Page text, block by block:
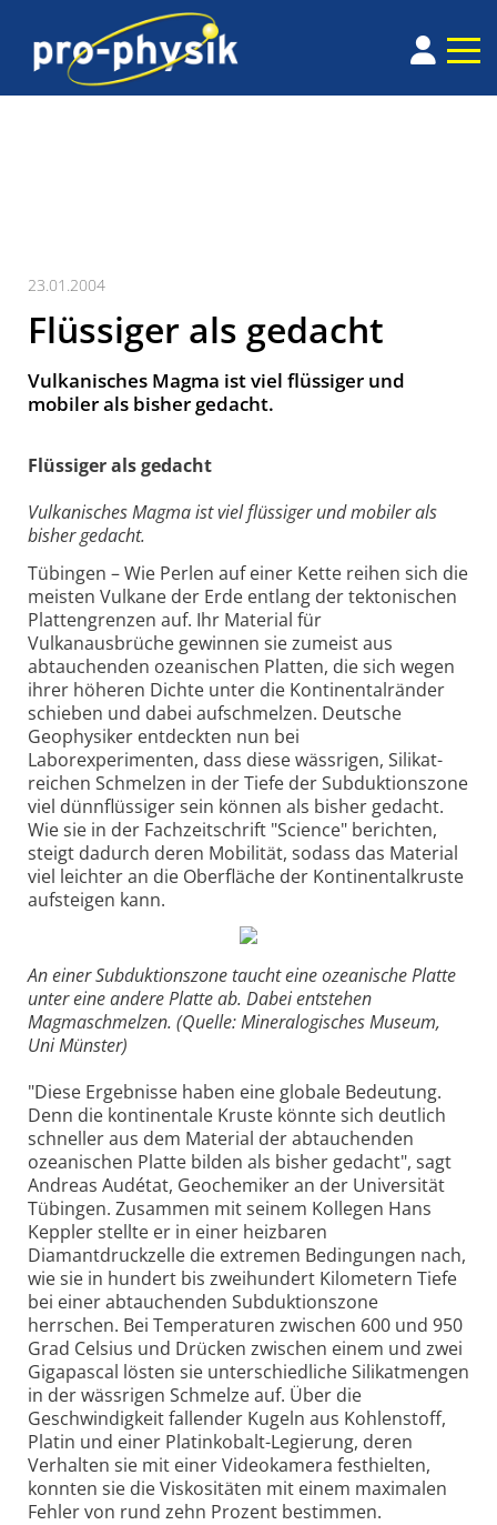
23.01.2004
Flüssiger als gedacht
Vulkanisches Magma ist viel flüssiger und
mobiler als bisher gedacht.
Flüssiger als gedacht
Vulkanisches Magma ist viel flüssiger und mobiler als
bisher gedacht.
Tübingen – Wie Perlen auf einer Kette reihen sich die
meisten Vulkane der Erde entlang der tektonischen
Plattengrenzen auf. Ihr Material für
Vulkanausbrüche gewinnen sie zumeist aus
abtauchenden ozeanischen Platten, die sich wegen
ihrer höheren Dichte unter die Kontinentalränder
schieben und dabei aufschmelzen. Deutsche
Geophysiker entdeckten nun bei
Laborexperimenten, dass diese wässrigen, Silikat-
reichen Schmelzen in der Tiefe der Subduktionszone
viel dünnflüssiger sein können als bisher gedacht.
Wie sie in der Fachzeitschrift "Science" berichten,
steigt dadurch deren Mobilität, sodass das Material
viel leichter an die Oberfläche der Kontinentalkruste
aufsteigen kann.
An einer Subduktionszone taucht eine ozeanische Platte
unter eine andere Platte ab. Dabei entstehen
Magmaschmelzen. (Quelle: Mineralogisches Museum,
Uni Münster)
"Diese Ergebnisse haben eine globale Bedeutung.
Denn die kontinentale Kruste könnte sich deutlich
schneller aus dem Material der abtauchenden
ozeanischen Platte bilden als bisher gedacht", sagt
Andreas Audétat, Geochemiker an der Universität
Tübingen. Zusammen mit seinem Kollegen Hans
Keppler stellte er in einer heizbaren
Diamantdruckzelle die extremen Bedingungen nach,
wie sie in hundert bis zweihundert Kilometern Tiefe
bei einer abtauchenden Subduktionszone
herrschen. Bei Temperaturen zwischen 600 und 950
Grad Celsius und Drücken zwischen einem und zwei
Gigapascal lösten sie unterschiedliche Silikatmengen
in der wässrigen Schmelze auf. Über die
Geschwindigkeit fallender Kugeln aus Kohlenstoff,
Platin und einer Platinkobalt-Legierung, deren
Verhalten sie mit einer Videokamera festhielten,
konnten sie die Viskositäten mit einem maximalen
Fehler von rund zehn Prozent bestimmen.